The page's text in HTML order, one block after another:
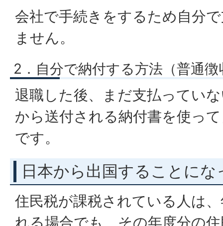
会社で手続きをするため自分
ません。
2．自分で納付する方法（普通徴
退職した後、まだ支払ってい
から送付される納付書を使っ
です。
日本から出国することにな
住民税が課税されている人は
れる場合でも、その年度分の